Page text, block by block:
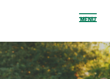
MENU